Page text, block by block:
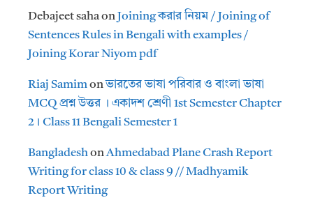
Debajeet sahaonJoining করার নিয়ম / Joining of
Sentences Rules in Bengali with examples /
Joining Korar Niyom pdf
Riaj Samimonভারতের ভাষা পরিবার ও বাংলা ভাষা
MCQ প্রশ্ন উত্তর । একাদশ শ্রেণী 1st Semester Chapter
2। Class 11 Bengali Semester 1
BangladeshonAhmedabad Plane Crash Report
Writing for class 10 & class 9 // Madhyamik
Report Writing